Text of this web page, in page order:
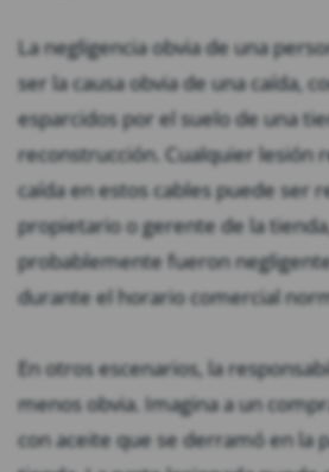
La negligencia obvia de una
ser la causa obvia de una caída,
esparcidos por el suelo de una
reconstrucción. Cualquier lesión
caída en estos cables puede ser
propietario o gerente de la
probablemente fueron
durante el horario comercial
En otros escenarios, la
menos obvia. Imagina a un
con aceite que se derramó en la